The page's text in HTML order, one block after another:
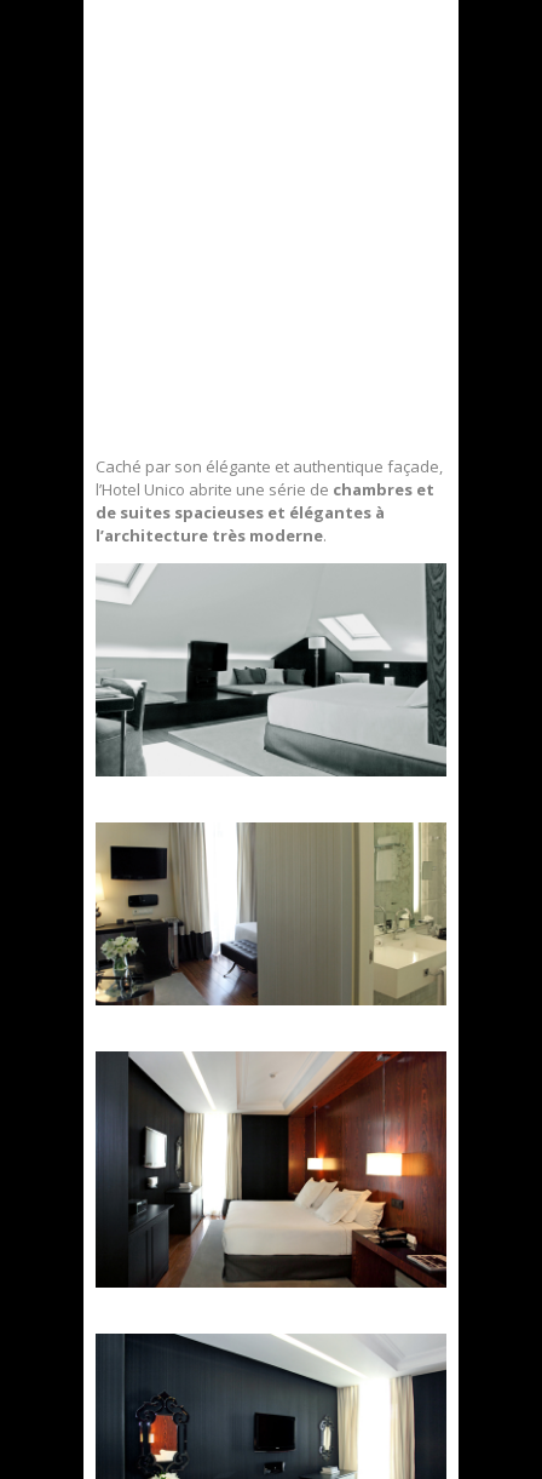
Caché par son élégante et authentique façade,
l’Hotel Unico abrite une série de chambres et
de suites spacieuses et élégantes à
l’architecture très moderne.